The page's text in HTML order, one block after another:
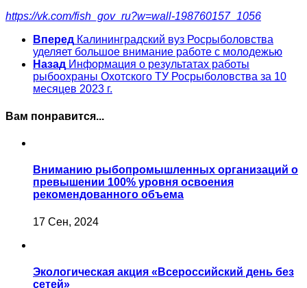
https://vk.com/fish_gov_ru?w=wall-198760157_1056
Вперед Калининградский вуз Росрыболовства
уделяет большое внимание работе с молодежью
Назад Информация о результатах работы
рыбоохраны Охотского ТУ Росрыболовства за 10
месяцев 2023 г.
Вам понравится...
Вниманию рыбопромышленных организаций о
превышении 100% уровня освоения
рекомендованного объема
17 Сен, 2024
Экологическая акция «Всероссийский день без
сетей»